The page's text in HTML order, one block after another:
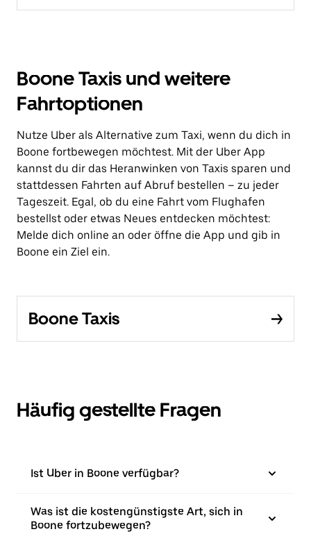
Boone Taxis und weitere
Fahrtoptionen
Nutze Uber als Alternative zum Taxi, wenn du dich in
Boone fortbewegen möchtest. Mit der Uber App
kannst du dir das Heranwinken von Taxis sparen und
stattdessen Fahrten auf Abruf bestellen – zu jeder
Tageszeit. Egal, ob du eine Fahrt vom Flughafen
bestellst oder etwas Neues entdecken möchtest:
Melde dich online an oder öffne die App und gib in
Boone ein Ziel ein.
Boone Taxis
Häufig gestellte Fragen
Ist Uber in Boone verfügbar?
Was ist die kostengünstigste Art, sich in
Boone fortzubewegen?